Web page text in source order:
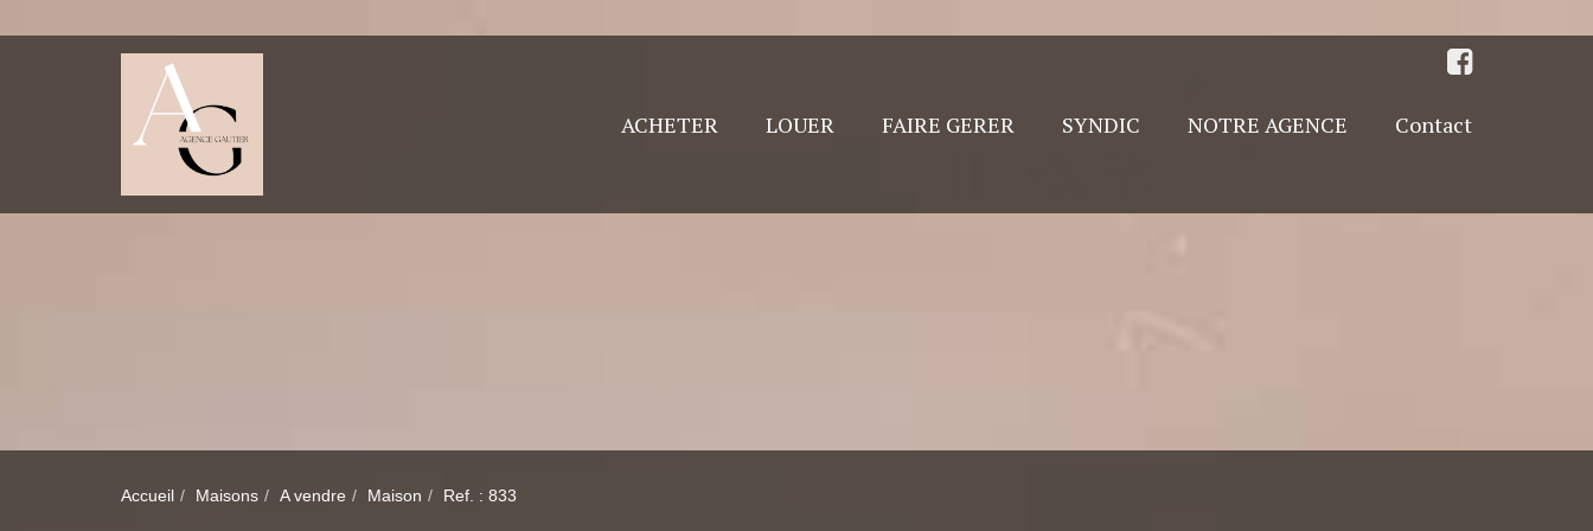
ACHETER LOUER FAIRE GERER SYNDIC NOTRE AGENCE Contact
Accueil Maisons A vendre Maison Ref. : 833